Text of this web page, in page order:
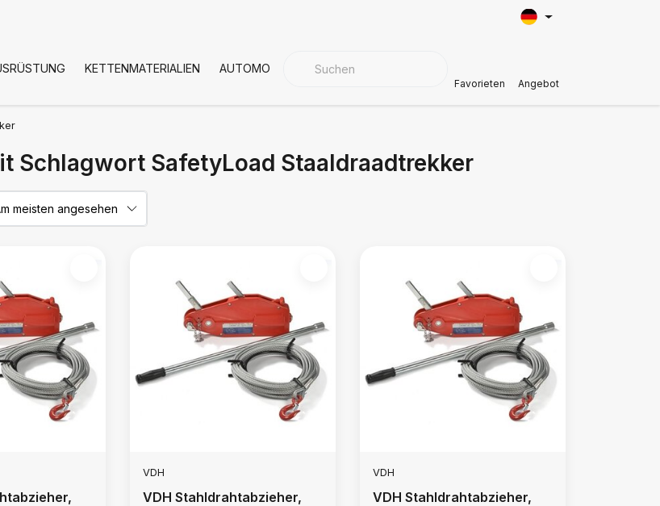
KETTENMATERIALIEN AUTOMOTIVE BEZUGSMATERIALIEN
Favorieten Angebot
Schlagwort SafetyLoad Staaldraadtrekker
VDH
VDH Stahldrahtabzieher,
VDH
VDH Stahldrahtabzieher,